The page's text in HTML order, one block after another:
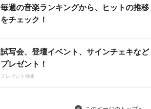
毎週の音楽ランキングから、ヒットの推移
をチェック！
試写会、登壇イベント、サインチェキなど
プレゼント！
プレゼント特集